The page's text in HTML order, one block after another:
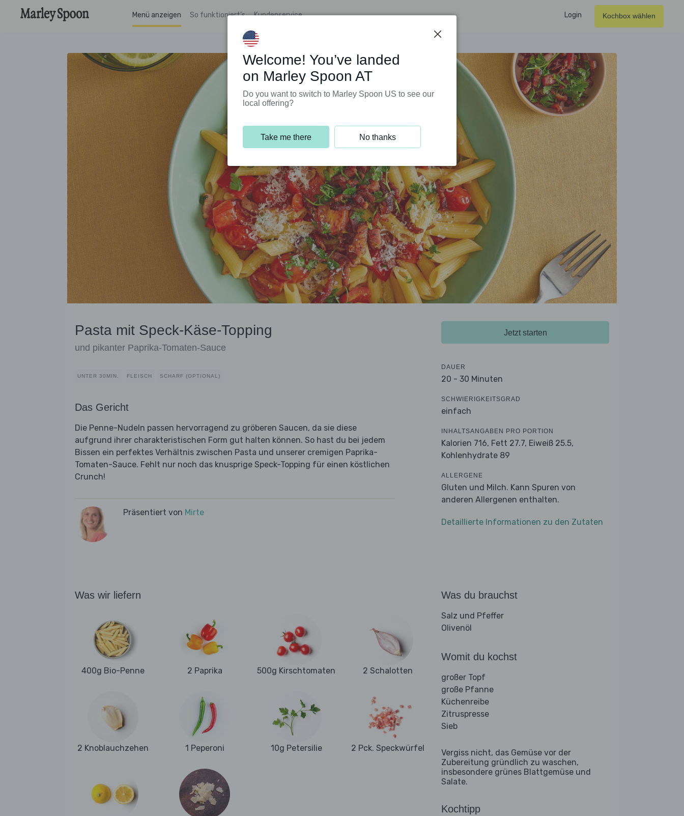
Menü anzeigen So funktioniert’s Kundenservice Login Kochbox wählen
Pasta mit Speck-Käse-Topping
und pikanter Paprika-Tomaten-Sauce
UNTER 30MIN. FLEISCH SCHARF (OPTIONAL)
Das Gericht
Die Penne-Nudeln passen hervorragend zu gröberen Saucen, da sie diese
aufgrund ihrer charakteristischen Form gut halten können. So hast du bei jedem
Bissen ein perfektes Verhältnis zwischen Pasta und unserer cremigen Paprika-
Tomaten-Sauce. Fehlt nur noch das knusprige Speck-Topping für einen köstlichen
Crunch!
Präsentiert von Mirte
Jetzt starten
DAUER
20 - 30 Minuten
SCHWIERIGKEITSGRAD
einfach
INHALTSANGABEN PRO PORTION
Kalorien 716, Fett 27.7, Eiweiß 25.5,
Kohlenhydrate 89
ALLERGENE
Gluten und Milch. Kann Spuren von
anderen Allergenen enthalten.
Detaillierte Informationen zu den Zutaten
Was wir liefern
400g Bio-Penne 2 Paprika 500g Kirschtomaten 2 Schalotten
2 Knoblauchzehen 1 Peperoni 10g Petersilie 2 Pck. Speckwürfel
Was du brauchst
Salz und Pfeffer
Olivenöl
Womit du kochst
großer Topf
große Pfanne
Küchenreibe
Zitruspresse
Sieb
Vergiss nicht, das Gemüse vor der
Zubereitung gründlich zu waschen,
insbesondere grünes Blattgemüse und
Salate.
Kochtipp
Welcome! You’ve landed
on Marley Spoon AT
Do you want to switch to Marley Spoon US to see our
local offering?
Take me there No thanks